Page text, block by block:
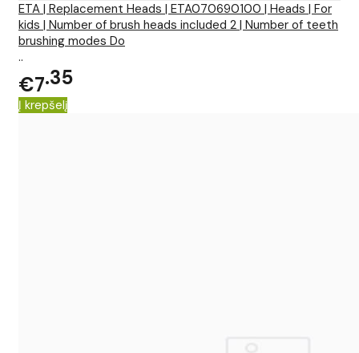
ETA | Replacement Heads | ETA070690100 | Heads | For
kids | Number of brush heads included 2 | Number of teeth
brushing modes Do
..
€7 35
Į krepšelį